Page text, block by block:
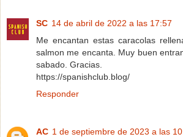
SC 14 de abril de 2022 a las 17:57
Me encantan estas caracolas
salmon me encanta. Muy buen
sabado. Gracias.
https://spanishclub.blog/
Responder
AC 1 de septiembre de 2023 a las